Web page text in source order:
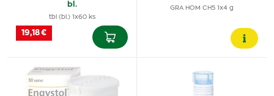
bl.
tbl (bl.) 1x60 ks
19,18 €
GRA HOM CH5 1x4 g